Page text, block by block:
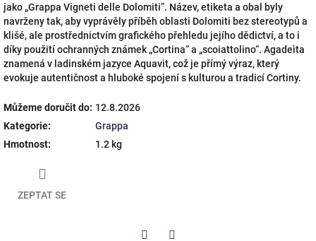
jako „Grappa Vigneti delle Dolomiti”. Název, etiketa a obal byly
navrženy tak, aby vyprávěly příběh oblasti Dolomiti bez stereotypů a
klišé, ale prostřednictvím grafického přehledu jejího dědictví, a to i
díky použití ochranných známek „Cortina“ a „scoiattolino“. Agadeìta
znamená v ladinském jazyce Aquavit, což je přímý výraz, který
evokuje autentičnost a hluboké spojení s kulturou a tradicí Cortiny.
Můžeme doručit do: 12.8.2026
Kategorie:
Grappa
Hmotnost: 1.2 kg
ZEPTAT SE